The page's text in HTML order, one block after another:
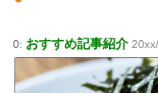
0: おすすめ記事紹介